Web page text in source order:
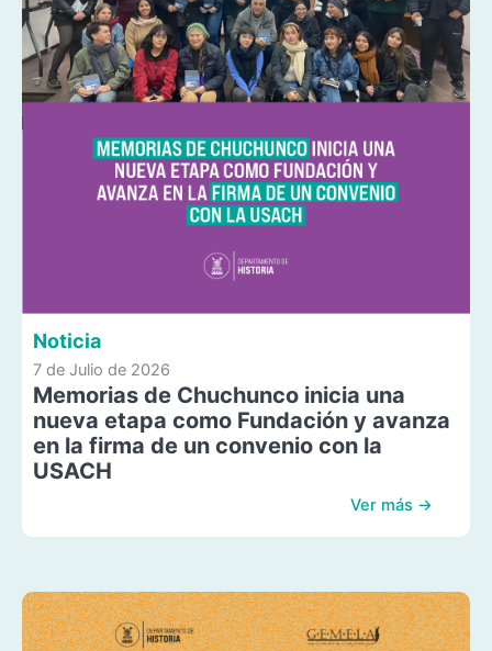
Noticia
7 de Julio de 2026
Memorias de Chuchunco inicia una
nueva etapa como Fundación y avanza
en la firma de un convenio con la
USACH
Ver más →